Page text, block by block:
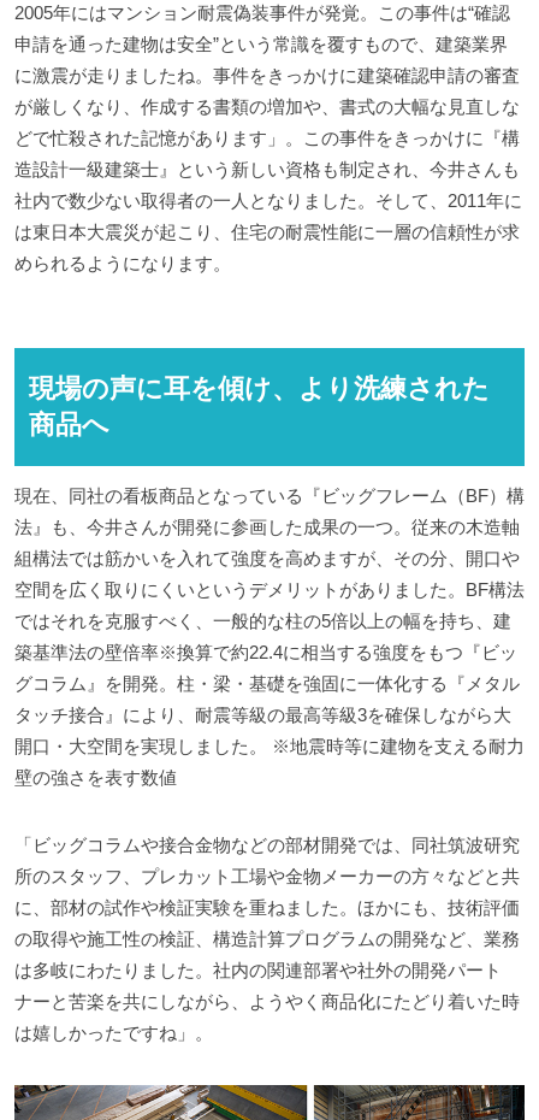
2005年にはマンション耐震偽装事件が発覚。この事件は“確認
申請を通った建物は安全”という常識を覆すもので、建築業界
に激震が走りましたね。事件をきっかけに建築確認申請の審査
が厳しくなり、作成する書類の増加や、書式の大幅な見直しな
どで忙殺された記憶があります」。この事件をきっかけに『構
造設計一級建築士』という新しい資格も制定され、今井さんも
社内で数少ない取得者の一人となりました。そして、2011年に
は東日本大震災が起こり、住宅の耐震性能に一層の信頼性が求
められるようになります。
現場の声に耳を傾け、より洗練された
商品へ
現在、同社の看板商品となっている『ビッグフレーム（BF）構
法』も、今井さんが開発に参画した成果の一つ。従来の木造軸
組構法では筋かいを入れて強度を高めますが、その分、開口や
空間を広く取りにくいというデメリットがありました。BF構法
ではそれを克服すべく、一般的な柱の5倍以上の幅を持ち、建
築基準法の壁倍率※換算で約22.4に相当する強度をもつ『ビッ
グコラム』を開発。柱・梁・基礎を強固に一体化する『メタル
タッチ接合』により、耐震等級の最高等級3を確保しながら大
開口・大空間を実現しました。 ※地震時等に建物を支える耐力
壁の強さを表す数値
「ビッグコラムや接合金物などの部材開発では、同社筑波研究
所のスタッフ、プレカット工場や金物メーカーの方々などと共
に、部材の試作や検証実験を重ねました。ほかにも、技術評価
の取得や施工性の検証、構造計算プログラムの開発など、業務
は多岐にわたりました。社内の関連部署や社外の開発パート
ナーと苦楽を共にしながら、ようやく商品化にたどり着いた時
は嬉しかったですね」。